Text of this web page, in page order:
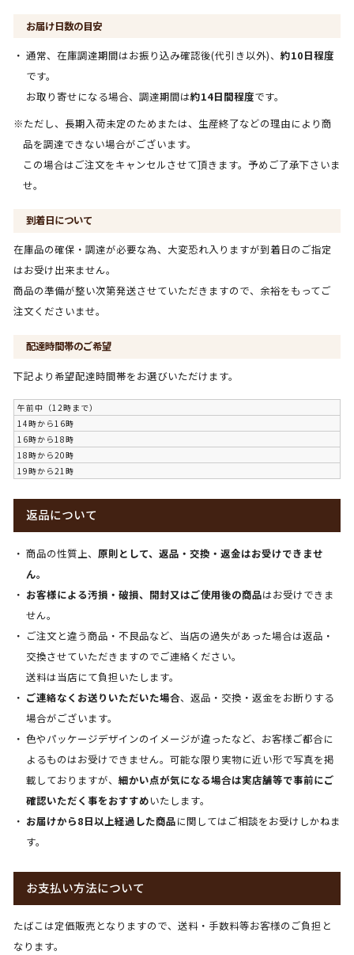
お届け日数の目安
通常、在庫調達期間はお振り込み確認後(代引き以外)、約10日程度
です。
お取り寄せになる場合、調達期間は約14日間程度です。
※ただし、長期入荷未定のためまたは、生産終了などの理由により商
品を調達できない場合がございます。
この場合はご注文をキャンセルさせて頂きます。予めご了承下さいま
せ。
到着日について
在庫品の確保・調達が必要な為、大変恐れ入りますが到着日のご指定
はお受け出来ません。
商品の準備が整い次第発送させていただきますので、余裕をもってご
注文くださいませ。
配達時間帯のご希望
下記より希望配達時間帯をお選びいただけます。
午前中（12時まで）
14時から16時
16時から18時
18時から20時
19時から21時
返品について
商品の性質上、原則として、返品・交換・返金はお受けできませ
ん。
お客様による汚損・破損、開封又はご使用後の商品はお受けできま
せん。
ご注文と違う商品・不良品など、当店の過失があった場合は返品・
交換させていただきますのでご連絡ください。
送料は当店にて負担いたします。
ご連絡なくお送りいただいた場合、返品・交換・返金をお断りする
場合がございます。
色やパッケージデザインのイメージが違ったなど、お客様ご都合に
よるものはお受けできません。可能な限り実物に近い形で写真を掲
載しておりますが、細かい点が気になる場合は実店舗等で事前にご
確認いただく事をおすすめいたします。
お届けから8日以上経過した商品に関してはご相談をお受けしかねま
す。
お支払い方法について
たばこは定価販売となりますので、送料・手数料等お客様のご負担と
なります。